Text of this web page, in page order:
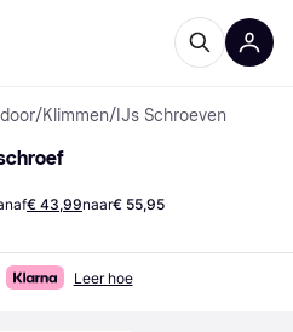
/Klimmen/ IJs Schroeven
€ 43,99naar€ 55,95
Leer hoe